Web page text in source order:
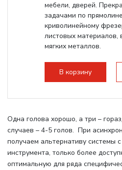
мебели, дверей.
задачами по
криволинейному
листовых материалов,
мягких металлов.
В корзину
Одна голова хорошо, а три –
случаев – 4-5 голов. При
получаем альтернативу системы
инструмента, только более
оптимальную для ряда